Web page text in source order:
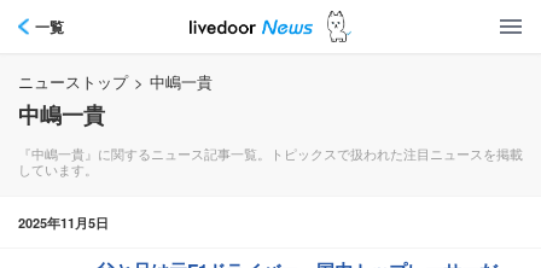
一覧
ニューストップ > 中嶋一貴
中嶋一貴
『中嶋一貴』に関するニュース記事一覧。トピックスで扱われた注目ニュースを掲載
しています。
2025年11月5日